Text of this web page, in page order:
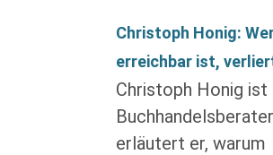
Christoph Honig:
erreichbar ist,
Christoph Honig ist
erläutert er, warum